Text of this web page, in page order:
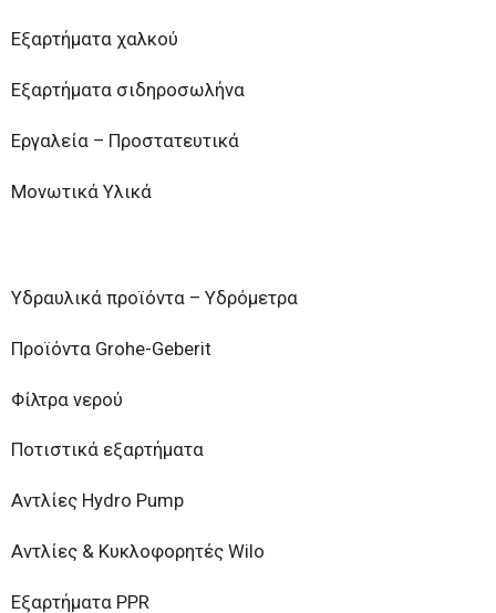
Εξαρτήματα χαλκού
Εξαρτήματα σιδηροσωλήνα
Εργαλεία – Προστατευτικά
Μονωτικά Υλικά
Υδραυλικά προϊόντα – Υδρόμετρα
Προϊόντα Grohe-Geberit
Φίλτρα νερού
Ποτιστικά εξαρτήματα
Αντλίες Hydro Pump
Αντλίες & Κυκλοφορητές Wilo
Εξαρτήματα PPR